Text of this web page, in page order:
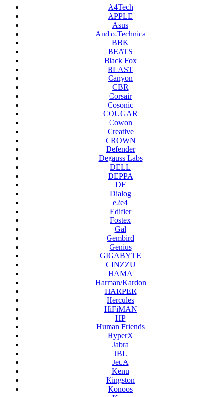
A4Tech
APPLE
Asus
Audio-Technica
BBK
BEATS
Black Fox
BLAST
Canyon
CBR
Corsair
Cosonic
COUGAR
Cowon
Creative
CROWN
Defender
Degauss Labs
DELL
DEPPA
DF
Dialog
e2e4
Edifier
Fostex
Gal
Gembird
Genius
GIGABYTE
GINZZU
HAMA
Harman/Kardon
HARPER
Hercules
HiFiMAN
HP
Human Friends
HyperX
Jabra
JBL
Jet.A
Kenu
Kingston
Konoos